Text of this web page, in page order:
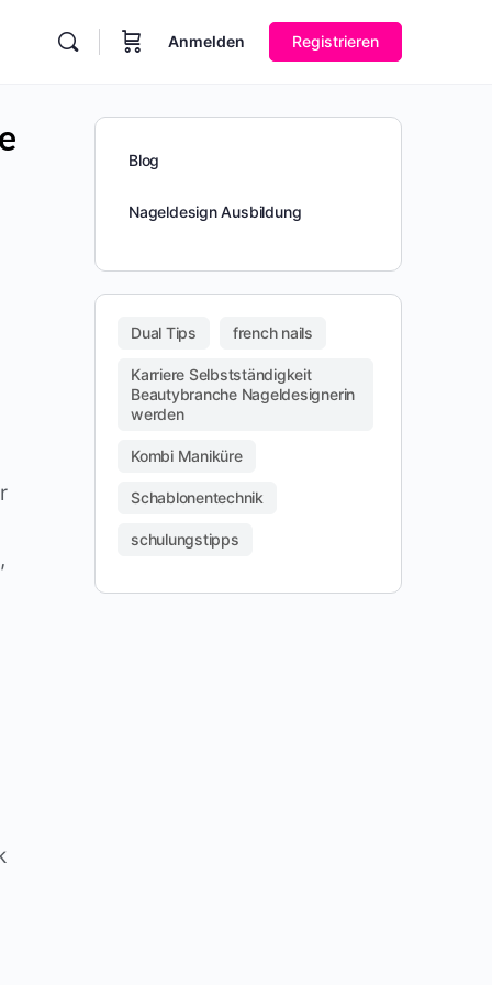
Anmelden Registrieren
Blog
Nageldesign Ausbildung
Dual Tips french nails
Karriere Selbstständigkeit
Beautybranche Nageldesignerin
werden
Kombi Maniküre
Schablonentechnik
schulungstipps